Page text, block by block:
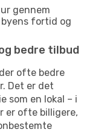
gennem
fortid og
bedre tilbud
ofte bedre
Det er det
som en lokal – i
er ofte billigere,